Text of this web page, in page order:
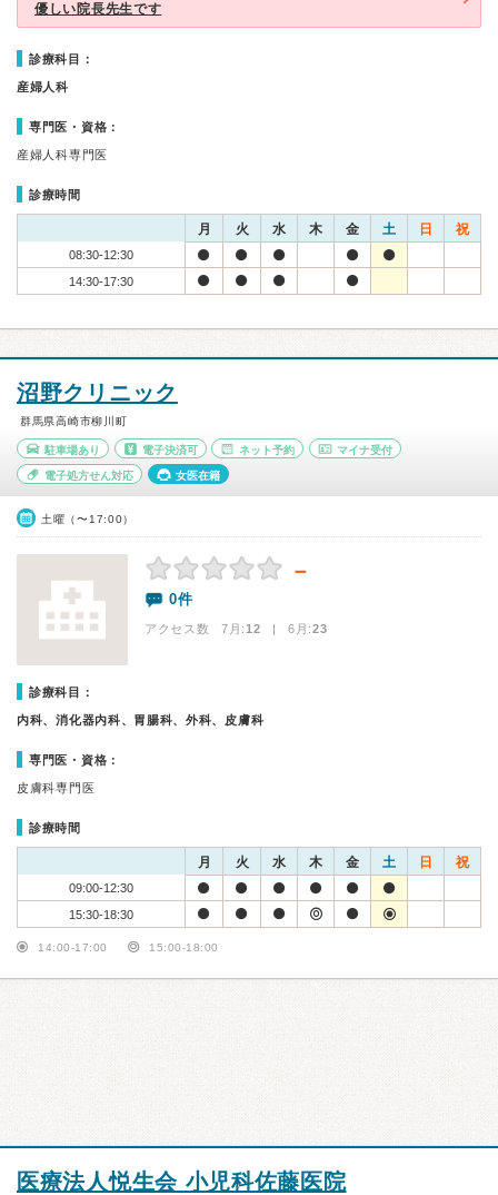
優しい院長先生です
診療科目：
産婦人科
専門医・資格：
産婦人科専門医
診療時間
月 火 水 木 金 土 日 祝
08:30-12:30
14:30-17:30
沼野クリニック
群馬県高崎市柳川町
駐車場あり 電子決済可 ネット予約 マイナ受付
電子処方せん対応 女医在籍
土曜（〜17:00）
－
0件
アクセス数 7月:12 | 6月:23
診療科目：
内科、消化器内科、胃腸科、外科、皮膚科
専門医・資格：
皮膚科専門医
診療時間
月 火 水 木 金 土 日 祝
09:00-12:30
15:30-18:30
14:00-17:00 15:00-18:00
医療法人悦生会 小児科佐藤医院